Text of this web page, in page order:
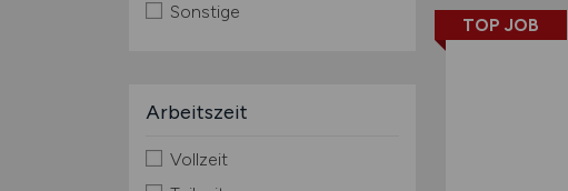
Sonstige
Arbeitszeit
Vollzeit
TOP JOB